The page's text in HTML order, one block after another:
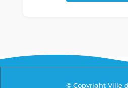
© Copyright Ville